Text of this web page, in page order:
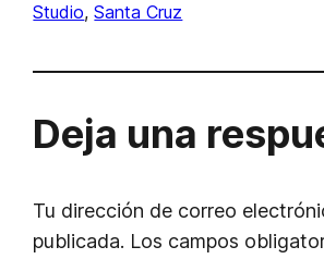
Studio, Santa Cruz
Deja una
Tu dirección de correo
publicada. Los campos